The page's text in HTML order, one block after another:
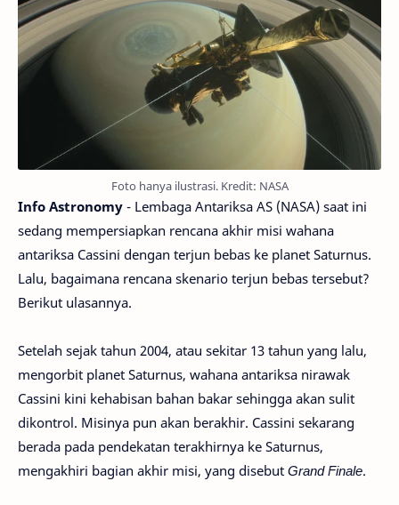
Foto hanya ilustrasi. Kredit: NASA
Info Astronomy - Lembaga Antariksa AS (NASA) saat ini
sedang mempersiapkan rencana akhir misi wahana
antariksa Cassini dengan terjun bebas ke planet Saturnus.
Lalu, bagaimana rencana skenario terjun bebas tersebut?
Berikut ulasannya.
Setelah sejak tahun 2004, atau sekitar 13 tahun yang lalu,
mengorbit planet Saturnus, wahana antariksa nirawak
Cassini kini kehabisan bahan bakar sehingga akan sulit
dikontrol. Misinya pun akan berakhir. Cassini sekarang
berada pada pendekatan terakhirnya ke Saturnus,
mengakhiri bagian akhir misi, yang disebut Grand Finale.